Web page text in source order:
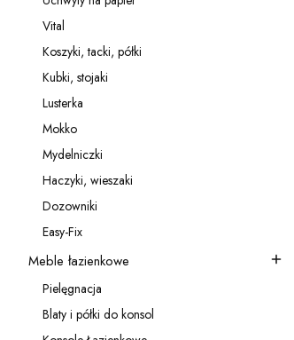
Kategoria - Uchwyty na papier
Kategoria - Vital
Vital
Kategoria - Koszyki, tacki, półki
Koszyki, tacki, półki
Kategoria - Kubki, stojaki
Kubki, stojaki
Kategoria - Lusterka
Lusterka
Kategoria - Mokko
Mokko
Kategoria - Mydelniczki
Mydelniczki
Kategoria - Haczyki, wieszaki
Haczyki, wieszaki
Kategoria - Dozowniki
Dozowniki
Kategoria - Easy-Fix
Easy-Fix
Kategoria - Meble łazienkowe
Meble łazienkowe
Kategoria - Pielęgnacja
Pielęgnacja
Kategoria - Blaty i półki do konsol
Blaty i półki do konsol